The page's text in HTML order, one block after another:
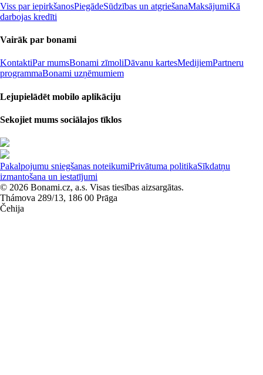
Viss par iepirkšanosPiegādeSūdzības un atgriešanaMaksājumiKā
darbojas kredīti
Vairāk par bonami
KontaktiPar mumsBonami zīmoliDāvanu kartesMedijiemPartneru
programmaBonami uzņēmumiem
Lejupielādēt mobilo aplikāciju
Sekojiet mums sociālajos tīklos
Pakalpojumu sniegšanas noteikumiPrivātuma politikaSīkdatņu
izmantošana un iestatījumi
© 2026 Bonami.cz, a.s. Visas tiesības aizsargātas.
Thámova 289/13, 186 00 Prāga
Čehija